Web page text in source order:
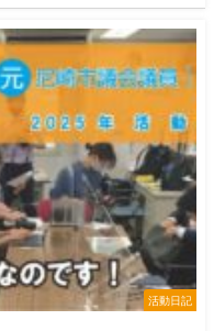
活動日記